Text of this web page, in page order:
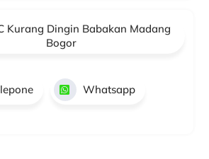
Kurang Dingin Babakan Madang
Bogor
Whatsapp